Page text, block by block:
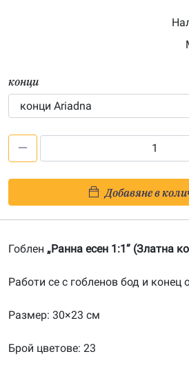
конци
есен
1:1-
Добавяне в
Гоблен „Ранна есен 1:1” (Златна
Работи се с гобленов бод и конец
Размер: 30×23 см
Брой цветове: 23